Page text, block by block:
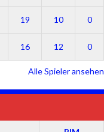
19 10 0
16 12 0
Alle Spieler ansehen